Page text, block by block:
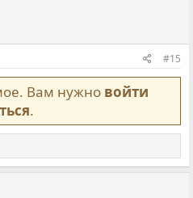
#15
Вам нужно войти
.